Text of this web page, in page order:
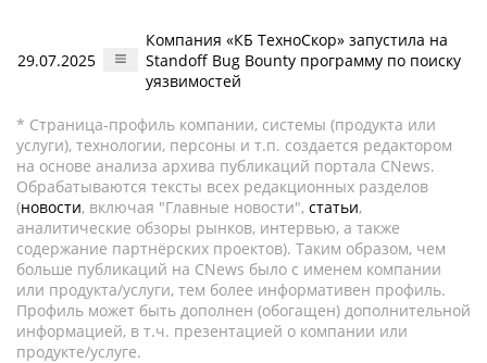
29.07.2025
Компания «КБ ТехноСкор» запустила на
Standoff Bug Bounty программу по поиску
уязвимостей
* Страница-профиль компании, системы (продукта или
услуги), технологии, персоны и т.п. создается редактором
на основе анализа архива публикаций портала CNews.
Обрабатываются тексты всех редакционных разделов
(новости, включая "Главные новости", статьи,
аналитические обзоры рынков, интервью, а также
содержание партнёрских проектов). Таким образом, чем
больше публикаций на CNews было с именем компании
или продукта/услуги, тем более информативен профиль.
Профиль может быть дополнен (обогащен) дополнительной
информацией, в т.ч. презентацией о компании или
продукте/услуге.